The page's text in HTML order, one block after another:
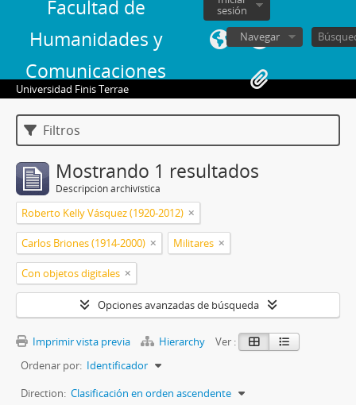
Facultad de
Humanidades y
Comunicaciones
sesión
Navegar
Universidad Finis Terrae
Filtros
Mostrando 1 resultados
Descripción archivística
Roberto Kelly Vásquez (1920-2012)
Carlos Briones (1914-2000) Militares
Con objetos digitales
Opciones avanzadas de búsqueda
Imprimir vista previa Hierarchy
Ver :
Ordenar por: Identificador
Direction: Clasificación en orden ascendente